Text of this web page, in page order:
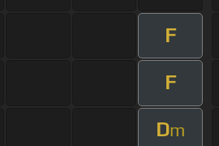
F
F
Dm